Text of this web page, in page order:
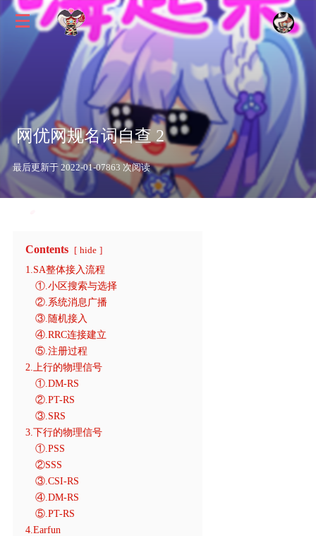
网优网规名词自查 2
最后更新于 2022-01-07863 次阅读
Contents hide
1.SA整体接入流程
①.小区搜索与选择
②.系统消息广播
③.随机接入
④.RRC连接建立
⑤.注册过程
2.上行的物理信号
①.DM-RS
②.PT-RS
③.SRS
3.下行的物理信号
①.PSS
②SSS
③.CSI-RS
④.DM-RS
⑤.PT-RS
4.Earfun